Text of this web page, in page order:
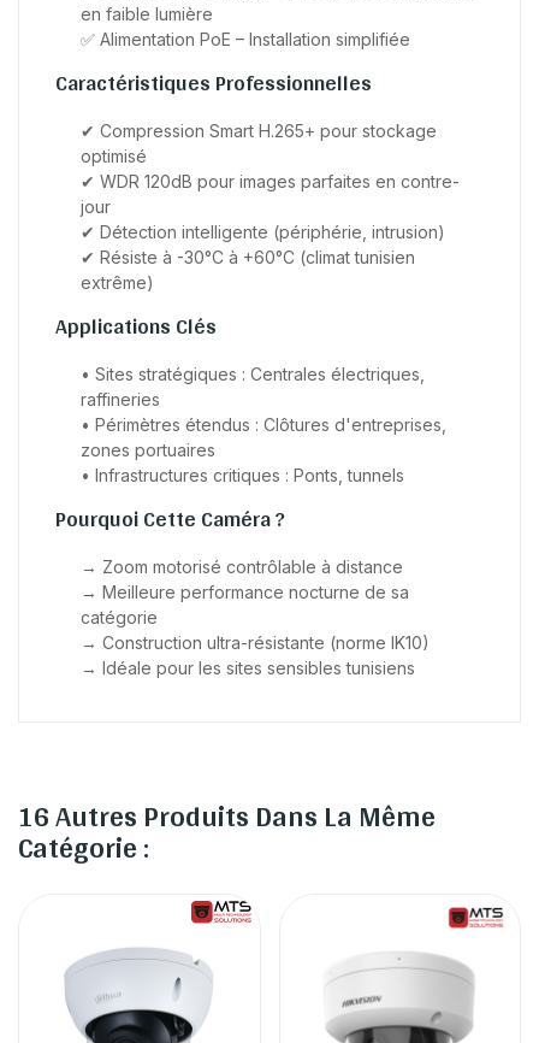
en faible lumière
✅ Alimentation PoE – Installation simplifiée
Caractéristiques Professionnelles
✔ Compression Smart H.265+ pour stockage
optimisé
✔ WDR 120dB pour images parfaites en contre-
jour
✔ Détection intelligente (périphérie, intrusion)
✔ Résiste à -30°C à +60°C (climat tunisien
extrême)
Applications Clés
• Sites stratégiques : Centrales électriques,
raffineries
• Périmètres étendus : Clôtures d'entreprises,
zones portuaires
• Infrastructures critiques : Ponts, tunnels
Pourquoi Cette Caméra ?
→ Zoom motorisé contrôlable à distance
→ Meilleure performance nocturne de sa
catégorie
→ Construction ultra-résistante (norme IK10)
→ Idéale pour les sites sensibles tunisiens
16 Autres Produits Dans La Même
Catégorie :